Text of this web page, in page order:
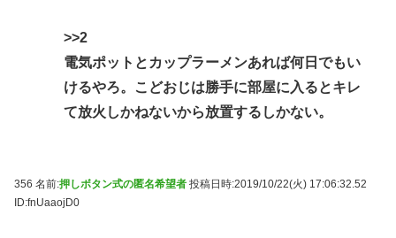
>>2
電気ポットとカップラーメンあれば何日でもい
けるやろ。こどおじは勝手に部屋に入るとキレ
て放火しかねないから放置するしかない。
356 名前:押しボタン式の匿名希望者 投稿日時:2019/10/22(火) 17:06:32.52
ID:fnUaaojD0